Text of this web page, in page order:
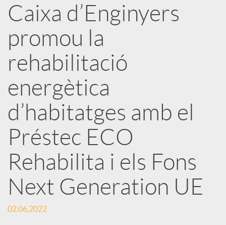
a
r
x
e
s
S
Caixa d’Enginyers
promou la
rehabilitació
energètica
d’habitatges amb el
Préstec ECO
Rehabilita i els Fons
Next Generation UE
02.06.2022